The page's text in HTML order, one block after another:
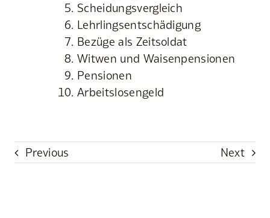
Scheidungsvergleich
Lehrlingsentschädigung
Bezüge als Zeitsoldat
Witwen und Waisenpensionen
Pensionen
Arbeitslosengeld
Previous Next